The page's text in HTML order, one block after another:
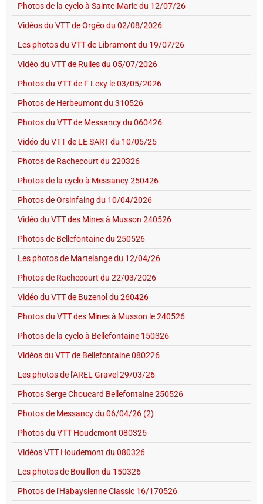
Photos de la cyclo à Sainte-Marie du 12/07/26
Vidéos du VTT de Orgéo du 02/08/2026
Les photos du VTT de Libramont du 19/07/26
Vidéo du VTT de Rulles du 05/07/2026
Photos du VTT de F Lexy le 03/05/2026
Photos de Herbeumont du 310526
Photos du VTT de Messancy du 060426
Vidéo du VTT de LE SART du 10/05/25
Photos de Rachecourt du 220326
Photos de la cyclo à Messancy 250426
Photos de Orsinfaing du 10/04/2026
Vidéo du VTT des Mines à Musson 240526
Photos de Bellefontaine du 250526
Les photos de Martelange du 12/04/26
Photos de Rachecourt du 22/03/2026
Vidéo du VTT de Buzenol du 260426
Photos du VTT des Mines à Musson le 240526
Photos de la cyclo à Bellefontaine 150326
Vidéos du VTT de Bellefontaine 080226
Les photos de l'AREL Gravel 29/03/26
Photos Serge Choucard Bellefontaine 250526
Photos de Messancy du 06/04/26 (2)
Photos du VTT Houdemont 080326
Vidéos VTT Houdemont du 080326
Les photos de Bouillon du 150326
Photos de l'Habaysienne Classic 16/170526